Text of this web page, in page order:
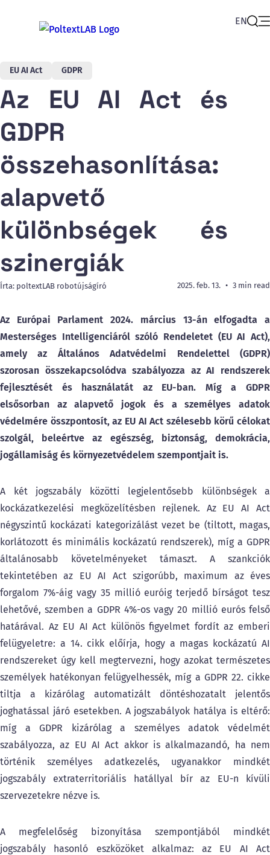
EN
EU AI Act GDPR
Az EU AI Act és
GDPR
összehasonlítása:
alapvető
különbségek és
szinergiák
Írta: poltextLAB robotújságíró 2025. feb. 13. 3 min read
Az Európai Parlament 2024. március 13-án elfogadta a
Mesterséges Intelligenciáról szóló Rendeletet (EU AI Act),
amely az Általános Adatvédelmi Rendelettel (GDPR)
szorosan összekapcsolódva szabályozza az AI rendszerek
fejlesztését és használatát az EU-ban. Míg a GDPR
elsősorban az alapvető jogok és a személyes adatok
védelmére összpontosít, az EU AI Act szélesebb körű célokat
szolgál, beleértve az egészség, biztonság, demokrácia,
jogállamiság és környezetvédelem szempontjait is.
A két jogszabály közötti legjelentősebb különbségek a
kockázatkezelési megközelítésben rejlenek. Az EU AI Act
négyszintű kockázati kategorizálást vezet be (tiltott, magas,
korlátozott és minimális kockázatú rendszerek), míg a GDPR
általánosabb követelményeket támaszt. A szankciók
tekintetében az EU AI Act szigorúbb, maximum az éves
forgalom 7%-áig vagy 35 millió euróig terjedő bírságot tesz
lehetővé, szemben a GDPR 4%-os vagy 20 millió eurós felső
határával. Az EU AI Act különös figyelmet fordít az emberi
felügyeletre: a 14. cikk előírja, hogy a magas kockázatú AI
rendszereket úgy kell megtervezni, hogy azokat természetes
személyek hatékonyan felügyelhessék, míg a GDPR 22. cikke
tiltja a kizárólag automatizált döntéshozatalt jelentős
joghatással járó esetekben. A jogszabályok hatálya is eltérő:
míg a GDPR kizárólag a személyes adatok védelmét
szabályozza, az EU AI Act akkor is alkalmazandó, ha nem
történik személyes adatkezelés, ugyanakkor mindkét
jogszabály extraterritoriális hatállyal bír az EU-n kívüli
szervezetekre nézve is.
A megfelelőség bizonyítása szempontjából mindkét
jogszabály hasonló eszközöket alkalmaz: az EU AI Act